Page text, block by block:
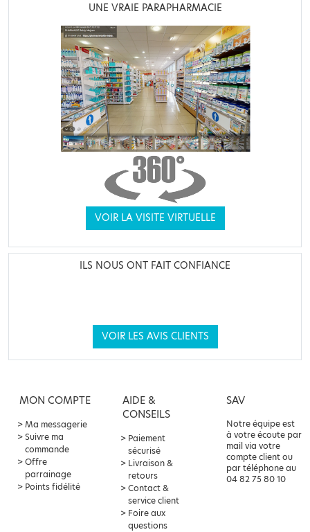
UNE VRAIE PARAPHARMACIE
VOIR LA VISITE VIRTUELLE
ILS NOUS ONT FAIT CONFIANCE
VOIR LES AVIS CLIENTS
MON COMPTE
Ma messagerie
Suivre ma
commande
Offre
parrainage
Points fidélité
AIDE &
CONSEILS
Paiement
sécurisé
Livraison &
retours
Contact &
service client
Foire aux
questions
SAV
Notre équipe est
à votre écoute par
mail via votre
compte client ou
par téléphone au
04 82 75 80 10